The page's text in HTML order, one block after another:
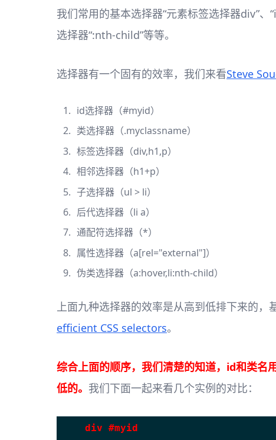
我们常用的基本选择器“元素标签选择器div”
选择器“:nth-child”等等。
选择器有一个固有的效率，我们来看Steve
id选择器（#myid）
类选择器（.myclassname）
标签选择器（div,h1,p）
相邻选择器（h1+p）
子选择器（ul > li）
后代选择器（li a）
通配符选择器（*）
属性选择器（a[rel="external"]）
伪类选择器（a:hover,li:nth-child）
上面九种选择器的效率是从高到低排下来的
efficient CSS selectors。
综合上面的顺序，我们清楚的知道，id和类名
低的。 我们下面一起来看几个实例的对比：
div #myid